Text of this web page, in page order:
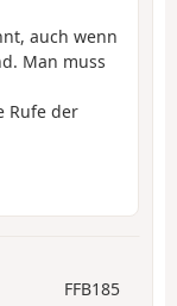
auch wenn
Man muss
Rufe der
FFB185